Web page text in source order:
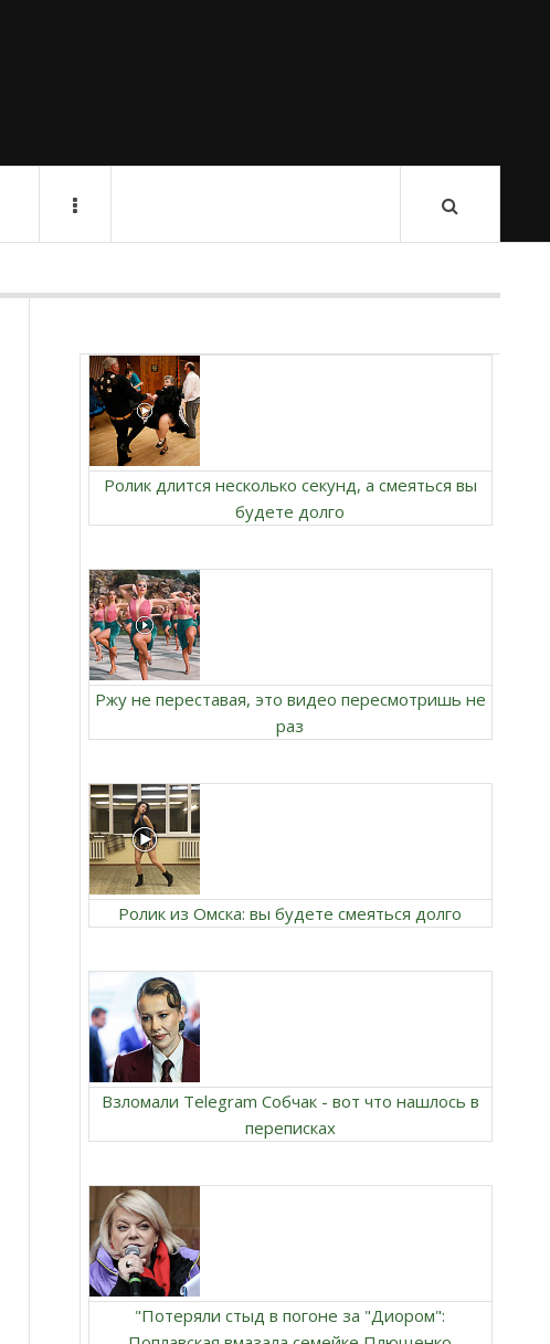
Ролик длится несколько секунд, а смеяться вы
будете долго
Ржу не переставая, это видео пересмотришь не
раз
Ролик из Омска: вы будете смеяться долго
Взломали Telegram Собчак - вот что нашлось в
переписках
"Потеряли стыд в погоне за "Диором":